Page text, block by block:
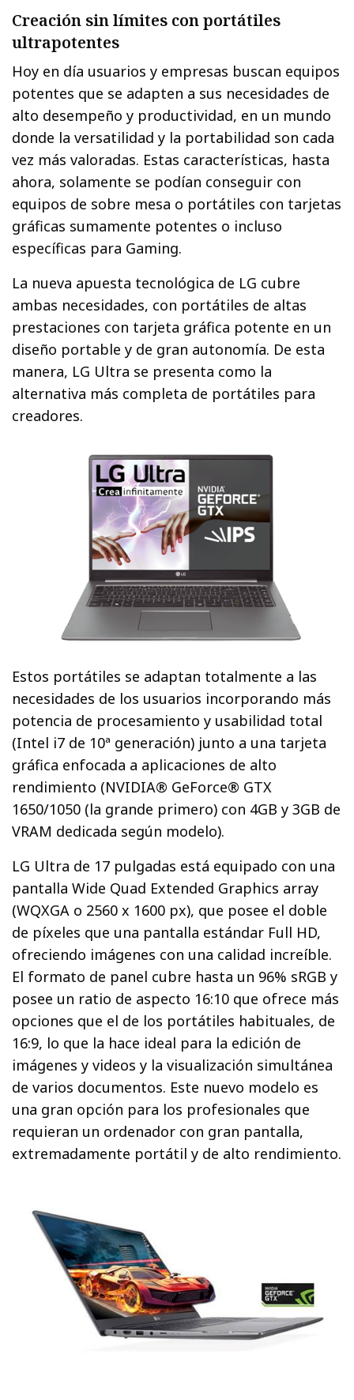
Creación sin límites con portátiles
ultrapotentes
Hoy en día usuarios y empresas buscan equipos
potentes que se adapten a sus necesidades de
alto desempeño y productividad, en un mundo
donde la versatilidad y la portabilidad son cada
vez más valoradas. Estas características, hasta
ahora, solamente se podían conseguir con
equipos de sobre mesa o portátiles con tarjetas
gráficas sumamente potentes o incluso
específicas para Gaming.
La nueva apuesta tecnológica de LG cubre
ambas necesidades, con portátiles de altas
prestaciones con tarjeta gráfica potente en un
diseño portable y de gran autonomía. De esta
manera, LG Ultra se presenta como la
alternativa más completa de portátiles para
creadores.
Estos portátiles se adaptan totalmente a las
necesidades de los usuarios incorporando más
potencia de procesamiento y usabilidad total
(Intel i7 de 10ª generación) junto a una tarjeta
gráfica enfocada a aplicaciones de alto
rendimiento (NVIDIA® GeForce® GTX
1650/1050 (la grande primero) con 4GB y 3GB de
VRAM dedicada según modelo).
LG Ultra de 17 pulgadas está equipado con una
pantalla Wide Quad Extended Graphics array
(WQXGA o 2560 x 1600 px), que posee el doble
de píxeles que una pantalla estándar Full HD,
ofreciendo imágenes con una calidad increíble.
El formato de panel cubre hasta un 96% sRGB y
posee un ratio de aspecto 16:10 que ofrece más
opciones que el de los portátiles habituales, de
16:9, lo que la hace ideal para la edición de
imágenes y videos y la visualización simultánea
de varios documentos. Este nuevo modelo es
una gran opción para los profesionales que
requieran un ordenador con gran pantalla,
extremadamente portátil y de alto rendimiento.